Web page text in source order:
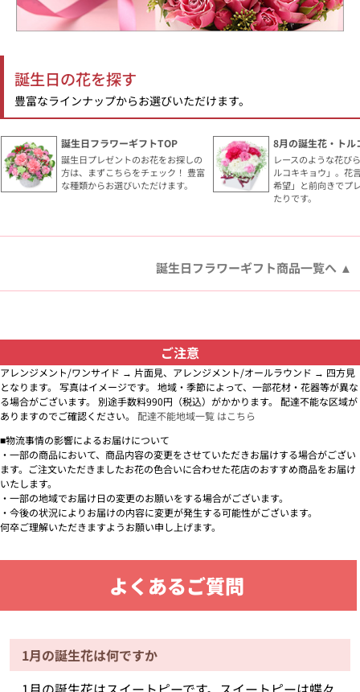
誕生日の花を探す
豊富なラインナップからお選びいただけます。
誕生日フラワーギフトTOP
誕生日プレゼントのお花をお探しの
方は、まずこちらをチェック！ 豊富
な種類からお選びいただけます。
8月の誕生花・トル
レースのような花び
ルコキキョウ」。花
希望」と前向きでプ
たりです。
誕生日フラワーギフト商品一覧へ
ご注意
アレンジメント/ワンサイド → 片面見、アレンジメント/オールラウンド → 四方見
となります。 写真はイメージです。 地域・季節によって、一部花材・花器等が異な
る場合がございます。 別途手数料990円（税込）がかかります。 配達不能な区域が
ありますのでご確認ください。 配達不能地域一覧 はこちら
■物流事情の影響によるお届けについて
・一部の商品において、商品内容の変更をさせていただきお届けする場合がござい
ます。ご注文いただきましたお花の色合いに合わせた花店のおすすめ商品をお届け
いたします。
・一部の地域でお届け日の変更のお願いをする場合がございます。
・今後の状況によりお届けの内容に変更が発生する可能性がございます。
何卒ご理解いただきますようお願い申し上げます。
よくあるご質問
1月の誕生花は何ですか